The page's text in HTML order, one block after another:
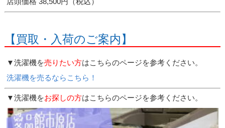
【買取・入荷のご案内】
▼洗濯機を売りたい方はこちらのページを参考ください。
洗濯機を売るならこちら！
▼洗濯機をお探しの方はこちらのページを参考ください。